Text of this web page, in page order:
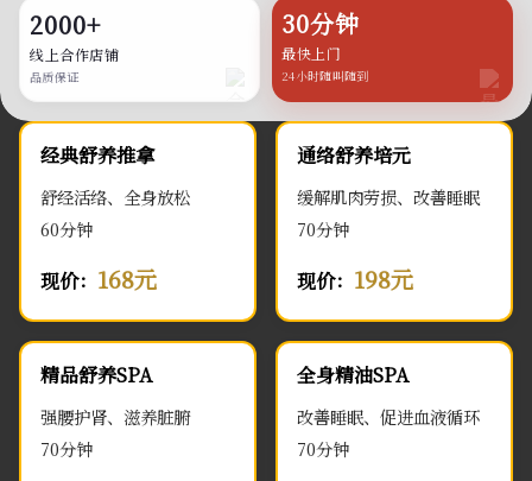
2000+
线上合作店铺
品质保证
30分钟
最快上门
24小时随叫随到
经典舒养推拿
舒经活络、全身放松
60分钟
现价： 168元
通络舒养培元
缓解肌肉劳损、改善睡眠
70分钟
现价： 198元
精品舒养SPA
强腰护肾、滋养脏腑
70分钟
全身精油SPA
改善睡眠、促进血液循环
70分钟